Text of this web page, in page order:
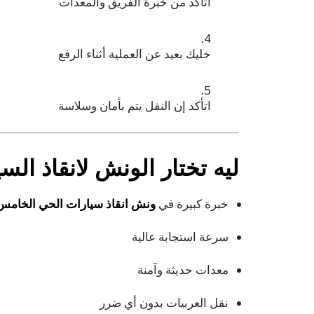
خليك بعيد عن العملية أثناء الرفع
اتأكد إن النقل يتم بأمان وسلاسة
ليه تختار الونش لانقاذ
خبرة كبيرة في ونش انقاذ سيارات الحي الخامس
سرعة استجابة عالية
معدات حديثة وآمنة
نقل العربيات بدون أي ضرر